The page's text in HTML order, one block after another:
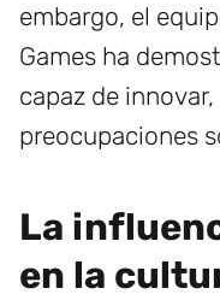
embargo, el
Games ha
capaz de
preocupaciones
La
en la